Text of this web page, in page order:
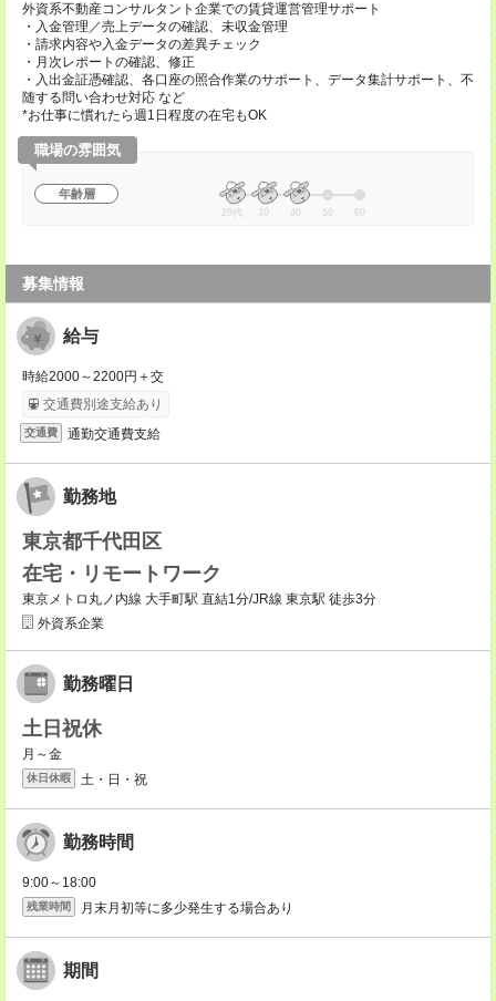
外資系不動産コンサルタント企業での賃貸運営管理サポート
・入金管理／売上データの確認、未収金管理
・請求内容や入金データの差異チェック
・月次レポートの確認、修正
・入出金証憑確認、各口座の照合作業のサポート、データ集計サポート、不
随する問い合わせ対応 など
*お仕事に慣れたら週1日程度の在宅もOK
職場の雰囲気
年齢層
20代 30 40 50 60
募集情報
給与
時給2000～2200円＋交
交通費別途支給あり
交通費 通勤交通費支給
勤務地
東京都千代田区
在宅・リモートワーク
東京メトロ丸ノ内線 大手町駅 直結1分/JR線 東京駅 徒歩3分
外資系企業
勤務曜日
土日祝休
月～金
休日休暇 土・日・祝
勤務時間
9:00～18:00
残業時間 月末月初等に多少発生する場合あり
期間